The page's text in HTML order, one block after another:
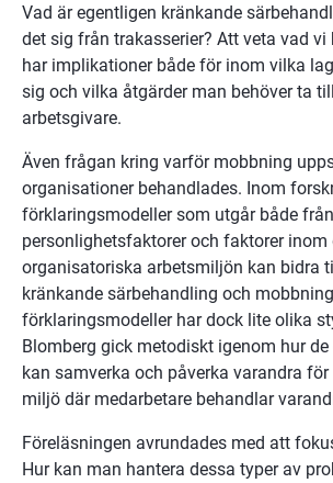
Vad är egentligen kränkande
det sig från trakasserier? Att veta vad vi
har implikationer både för inom vilka
sig och vilka åtgärder man behöver ta
arbetsgivare.
Även frågan kring varför mobbning
organisationer behandlades. Inom
förklaringsmodeller som utgår både
personlighetsfaktorer och faktorer inom
organisatoriska arbetsmiljön kan bidra
kränkande särbehandling och
förklaringsmodeller har dock lite olika
Blomberg gick metodiskt igenom hur
kan samverka och påverka varandra
miljö där medarbetare behandlar
Föreläsningen avrundades med att
Hur kan man hantera dessa typer av